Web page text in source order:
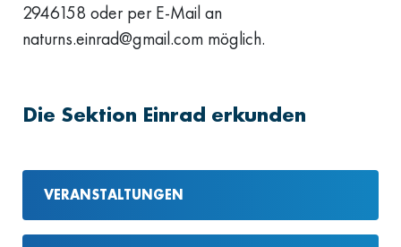
2946158 oder per E-Mail an
naturns.einrad@gmail.com möglich.
Die Sektion Einrad erkunden
VERANSTALTUNGEN